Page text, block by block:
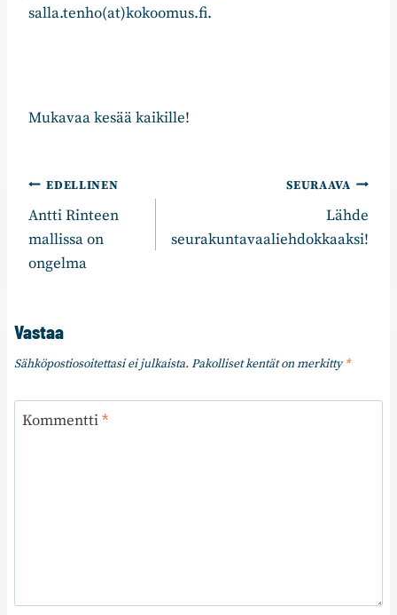
salla.tenho(at)kokoomus.fi.
Mukavaa kesää kaikille!
Artikkelien
selaus
EDELLINEN
Antti Rinteen
mallissa on
ongelma
SEURAAVA
Lähde
seurakuntavaaliehdokkaaksi!
Vastaa
Sähköpostiosoitettasi ei julkaista. Pakolliset kentät on merkitty*
Kommentti*